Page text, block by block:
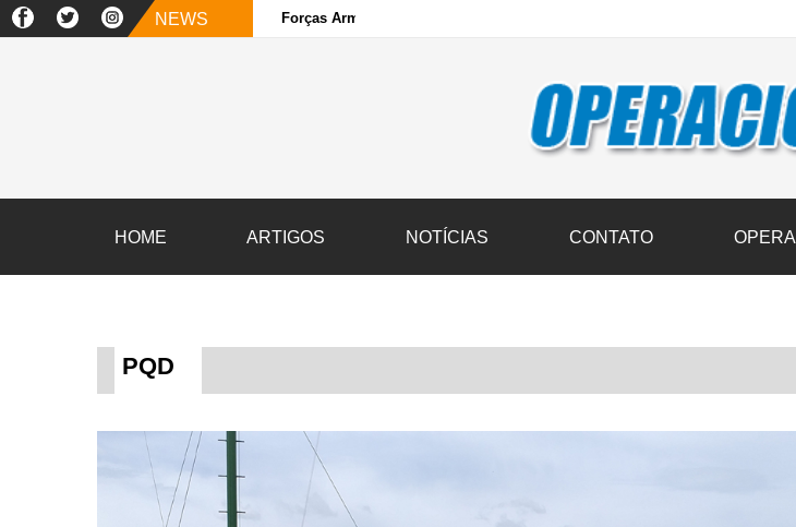
NEWS Forças Armadas e sociedade civil transportam 3,6 mil toneladas de
HOME ARTIGOS NOTÍCIAS CONTATO
PQD